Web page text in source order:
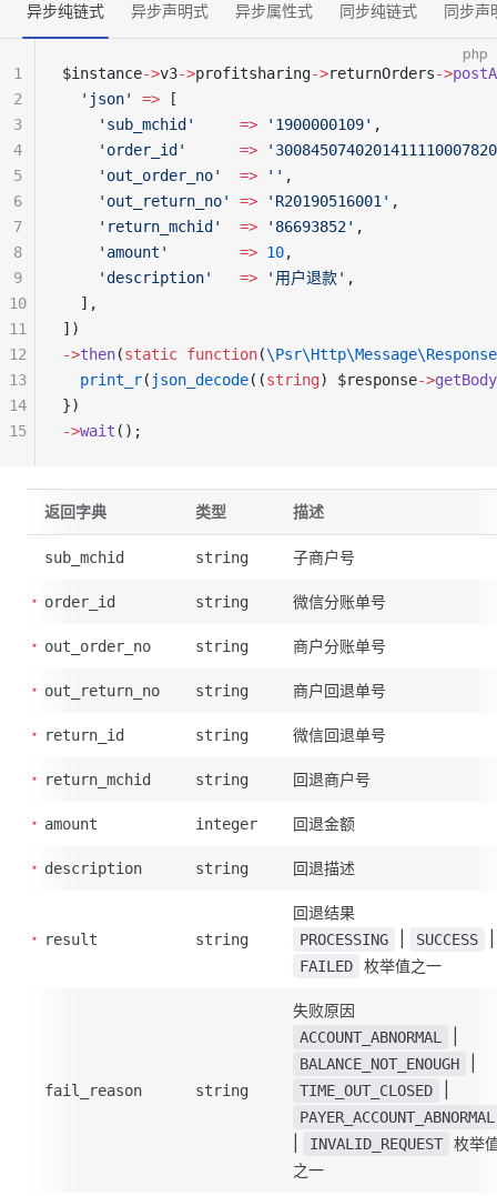
异步纯链式 异步声明式 异步属性式 同步纯链式 同步声
php
$instance->v3->profitsharing->returnOrders->
  'json'
=> [
    'sub_mchid'
     =>
'1900000109' ,
    'order_id'
      =>
    'out_order_no'
  =>
'' ,
    'out_return_no'
=> 'R20190516001' ,
    'return_mchid'
  =>
'86693852' ,
    'amount'
        =>
10,
    'description'
   =>
'用户退款' ,
  ],
])
->then(static function(
  print_r
( json_decode((string) $response->getBody
})
->wait ();
1
2
3
4
5
6
7
8
9
10
11
12
13
14
15
返回字典 类型 描述
sub_mchid string 子商户号
order_id string 微信分账单号
out_order_no string 商户分账单号
out_return_no string 商户回退单号
return_id string 微信回退单号
return_mchid string 回退商户号
amount integer 回退金额
description string 回退描述
result string
回退结果
PROCESSING SUCCESS
FAILED 枚举值之一
fail_reason string
失败原因
ACCOUNT_ABNORMAL
BALANCE_NOT_ENOUGH
TIME_OUT_CLOSED
PAYER_ACCOUNT_ABNORMAL
INVALID_REQUEST
枚举
之一